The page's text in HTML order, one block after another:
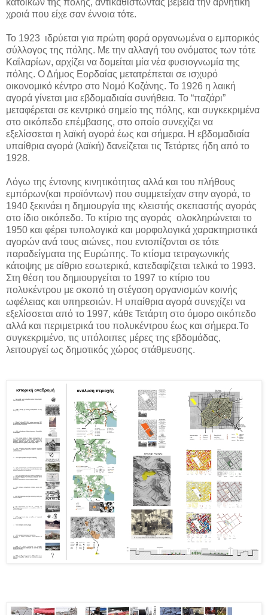
κατοίκων της πόλης, αντικαθιστώντας βέβεια την αρνητική
χροιά που είχε σαν έννοια τότε.
Το 1923 ιδρύεται για πρώτη φορά οργανωμένα ο εμπορικός
σύλλογος της πόλης. Με την αλλαγή του ονόματος των τότε
Καΐλαρίων, αρχίζει να δομείται μία νέα φυσιογνωμία της
πόλης. Ο Δήμος Εορδαίας μετατρέπεται σε ισχυρό
οικονομικό κέντρο στο Νομό Κοζάνης. Το 1926 η λαική
αγορά γίνεται μια εβδομαδιαία συνήθεια. Το “παζάρι”
μεταφέρεται σε κεντρικό σημείο της πόλης, και συγκεκριμένα
στο οικόπεδο επέμβασης, στο οποίο συνεχίζει να
εξελίσσεται η λαϊκή αγορά έως και σήμερα. Η εβδομαδιαία
υπαίθρια αγορά (λαϊκή) δανείζεται τις Τετάρτες ήδη από το
1928.
Λόγω της έντονης κινητικότητας αλλά και του πλήθους
εμπόρων(και προϊόντων) που συμμετείχαν στην αγορά, το
1940 ξεκινάει η δημιουργία της κλειστής σκεπαστής αγοράς
στο ίδιο οικόπεδο. Το κτίριο της αγοράς ολοκληρώνεται το
1950 και φέρει τυπολογικά και μορφολογικά χαρακτηριστικά
αγορών ανά τους αιώνες, που εντοπίζονται σε τότε
παραδείγματα της Ευρώπης. Το κτίσμα τετραγωνικής
κάτοψης με αίθριο εσωτερικά, κατεδαφίζεται τελικά το 1993.
Στη θέση του δημιουργείται το 1997 το κτίριο του
πολυκέντρου με σκοπό τη στέγαση οργανισμών κοινής
ωφέλειας και υπηρεσιών. Η υπαίθρια αγορά συνεχίζει να
εξελίσσεται από το 1997, κάθε Τετάρτη στο όμορο οικόπεδο
αλλά και περιμετρικά του πολυκέντρου έως και σήμερα.Το
συγκεκριμένο, τις υπόλοιπες μέρες της εβδομάδας,
λειτουργεί ως δημοτικός χώρος στάθμευσης.